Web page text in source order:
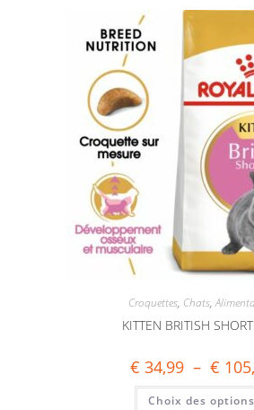
Croquettes, Chats,
KITTEN BRITISH
€ 34,99 – €
Choix des options